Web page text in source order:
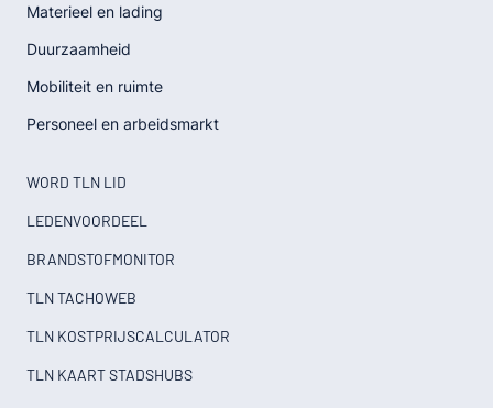
Materieel en lading
Duurzaamheid
Mobiliteit en ruimte
Personeel en arbeidsmarkt
WORD TLN LID
LEDENVOORDEEL
BRANDSTOFMONITOR
TLN TACHOWEB
TLN KOSTPRIJSCALCULATOR
TLN KAART STADSHUBS